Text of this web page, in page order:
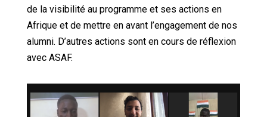
de la visibilité au programme et ses actions en
Afrique et de mettre en avant l’engagement de nos
alumni. D’autres actions sont en cours de réflexion
avec ASAF.